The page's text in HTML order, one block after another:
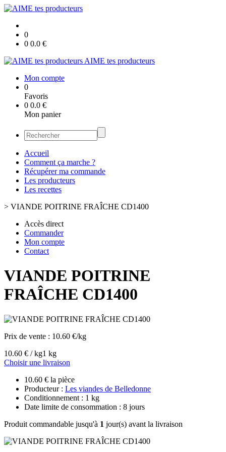
0
0 0.0 €
AIME tes producteurs
Mon compte
0
Favoris
0 0.0 €
Mon panier
Accueil
Comment ça marche ?
Récupérer ma commande
Les producteurs
Les recettes
> VIANDE POITRINE FRAÎCHE CD1400
Accès direct
Commander
Mon compte
Contact
VIANDE POITRINE
FRAÎCHE CD1400
Prix de vente : 10.60 €/kg
10.60 € / kg1 kg
Choisir une livraison
10.60 € la pièce
Producteur : Les viandes de Belledonne
Conditionnement : 1 kg
Date limite de consommation : 8 jours
Produit commandable jusqu'à 1 jour(s) avant la livraison